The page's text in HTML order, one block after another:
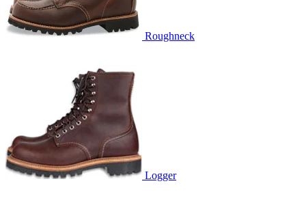
Roughneck
Logger